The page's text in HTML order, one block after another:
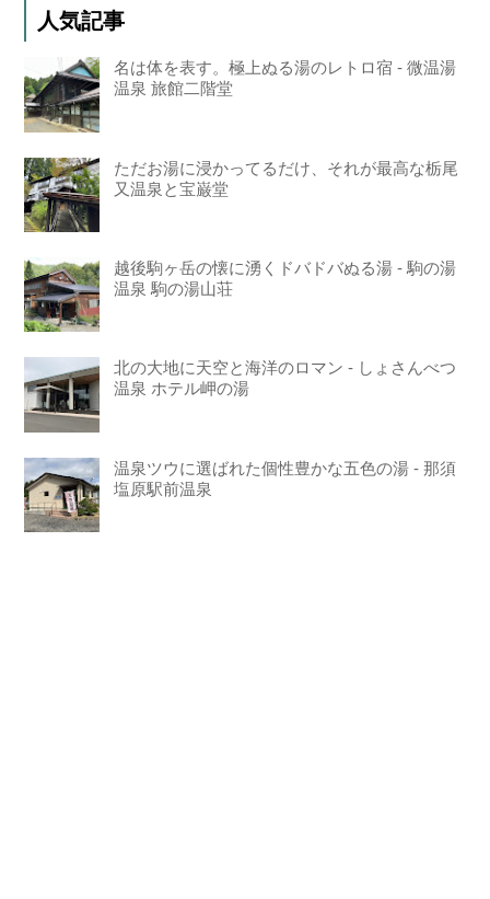
人気記事
名は体を表す。極上ぬる湯のレトロ宿 - 微温湯
温泉 旅館二階堂
ただお湯に浸かってるだけ、それが最高な栃尾
又温泉と宝巌堂
越後駒ヶ岳の懐に湧くドバドバぬる湯 - 駒の湯
温泉 駒の湯山荘
北の大地に天空と海洋のロマン - しょさんべつ
温泉 ホテル岬の湯
温泉ツウに選ばれた個性豊かな五色の湯 - 那須
塩原駅前温泉